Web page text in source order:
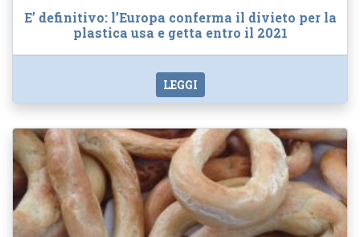
E’ definitivo: l’Europa conferma il divieto per la
plastica usa e getta entro il 2021
LEGGI